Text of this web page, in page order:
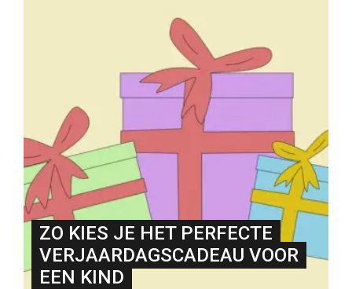
ZO KIES JE HET PERFECTE
VERJAARDAGSCADEAU VOOR
EEN KIND